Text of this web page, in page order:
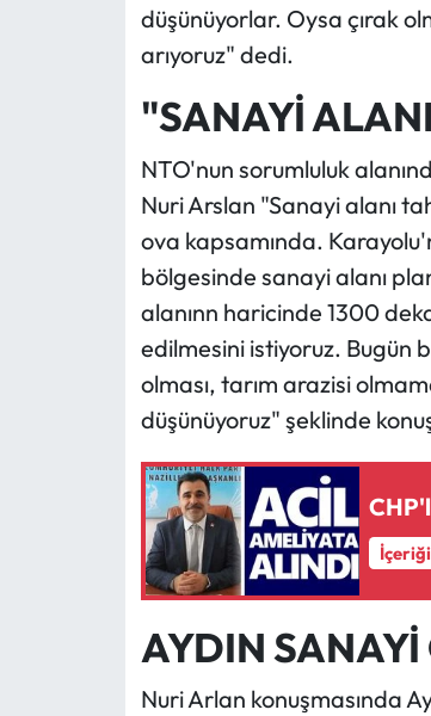
düşünüyorlar. Oysa çırak
arıyoruz" dedi.
"SANAYİ
NTO'nun sorumluluk
Nuri Arslan "Sanayi alanı
ova kapsamında.
bölgesinde sanayi alanı
alanınn haricinde 1300
edilmesini istiyoruz. Bugün
olması, tarım arazisi
düşünüyoruz" şeklinde
AYDIN
Nuri Arlan konuşmasında